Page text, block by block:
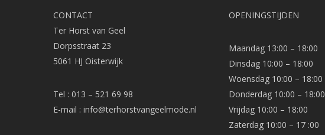
CONTACT
Ter Horst van Geel
Dorpsstraat 23
5061 HJ Oisterwijk
Tel : 013 – 521 69 98
E-mail : info@terhorstvangeelmode.nl
OPENINGSTIJDEN
Maandag 13:00 – 18:00
Dinsdag 10:00 – 18:00
Woensdag 10:00 – 18:00
Donderdag 10:00 – 18:00
Vrijdag 10:00 – 18:00
Zaterdag 10:00 – 17 :00